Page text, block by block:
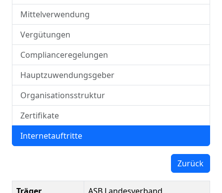
Mittelverwendung
Vergütungen
Complianceregelungen
Hauptzuwendungsgeber
Organisationsstruktur
Zertifikate
Internetauftritte
Zurück